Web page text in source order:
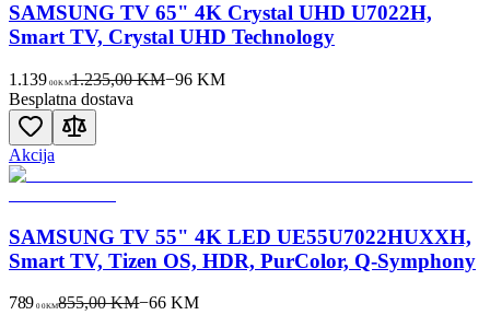
SAMSUNG TV 65" 4K Crystal UHD U7022H,
Smart TV, Crystal UHD Technology
1.139 00KM1.235,00 KM−96KM
Besplatna dostava
Akcija
SAMSUNG TV 55" 4K LED UE55U7022HUXXH,
Smart TV, Tizen OS, HDR, PurColor, Q-Symphony
789 00KM855,00 KM−66 KM